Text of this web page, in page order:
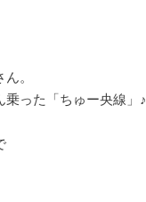
。
った「ちゅー央線」♪